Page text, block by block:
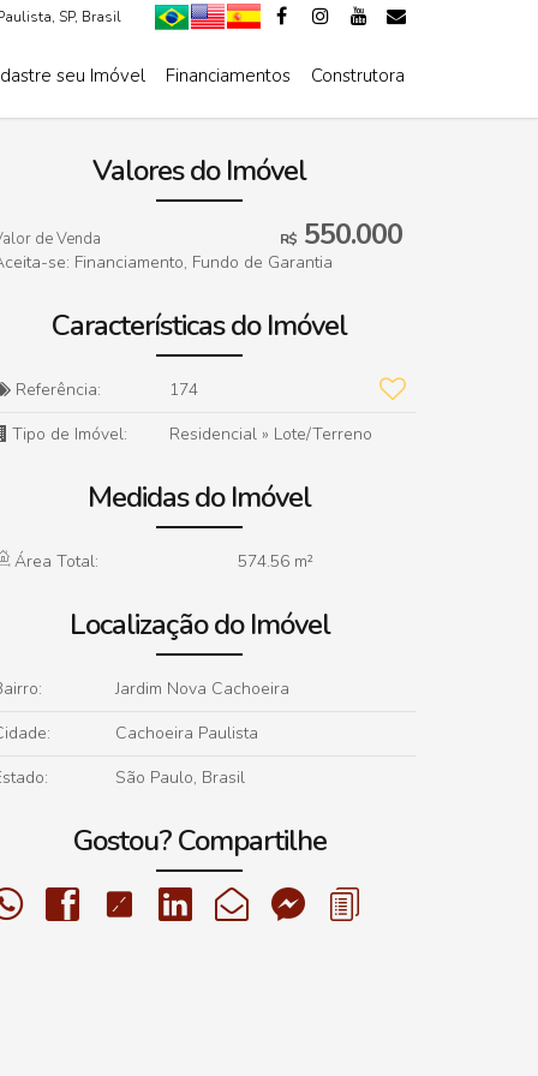
, SP, Brasil
Construtora
Financiamentos
seu Imóvel
Valores do Imóvel
R$ 550.000
de Venda
se: Financiamento, Fundo de Garantia
Características do Imóvel
Referência:
174
Tipo de Imóvel:
Residencial » Lote/Terreno
Medidas do Imóvel
Área Total: 574.56 m²
Localização do Imóvel
Jardim Nova Cachoeira
Cachoeira Paulista
São Paulo, Brasil
Gostou? Compartilhe